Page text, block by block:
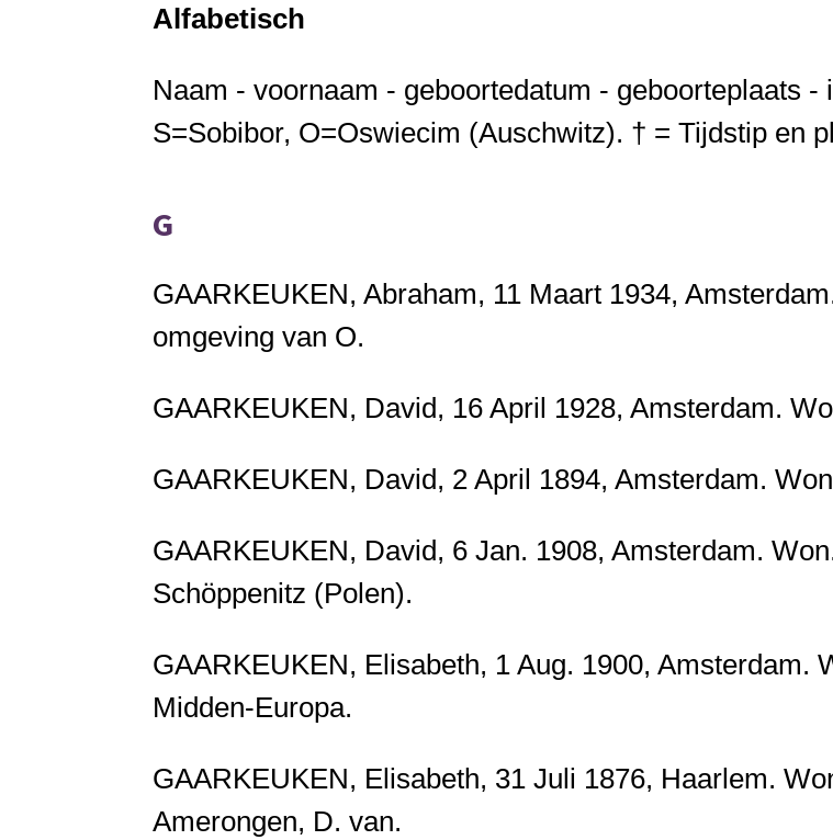
Alfabetisch
Naam - voornaam - geboortedatum - geboorteplaats
S=Sobibor, O=Oswiecim (Auschwitz). † = Tijdstip en
G
GAARKEUKEN, Abraham, 11 Maart 1934,
omgeving van O.
GAARKEUKEN, David, 16 April 1928, Amsterdam.
GAARKEUKEN, David, 2 April 1894, Amsterdam.
GAARKEUKEN, David, 6 Jan. 1908, Amsterdam.
Schöppenitz (Polen).
GAARKEUKEN, Elisabeth, 1 Aug. 1900, Amsterdam.
Midden-Europa.
GAARKEUKEN, Elisabeth, 31 Juli 1876, Haarlem.
Amerongen, D. van.